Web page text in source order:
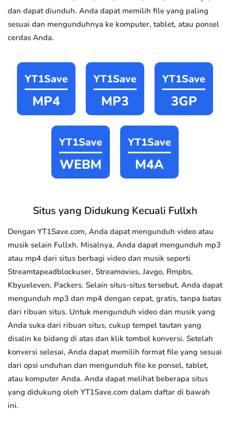
dan dapat diunduh. Anda dapat memilih file yang paling
sesuai dan mengunduhnya ke komputer, tablet, atau ponsel
cerdas Anda.
YT1Save
MP4
YT1Save
MP3
YT1Save
3GP
YT1Save
WEBM
YT1Save
M4A
Situs yang Didukung Kecuali Fullxh
Dengan YT1Save.com, Anda dapat mengunduh video atau
musik selain Fullxh. Misalnya, Anda dapat mengunduh mp3
atau mp4 dari situs berbagi video dan musik seperti
Streamtapeadblockuser, Streamovies, Javgo, Rmpbs,
Kbyueleven, Packers. Selain situs-situs tersebut, Anda dapat
mengunduh mp3 dan mp4 dengan cepat, gratis, tanpa batas
dari ribuan situs. Untuk mengunduh video dan musik yang
Anda suka dari ribuan situs, cukup tempel tautan yang
disalin ke bidang di atas dan klik tombol konversi. Setelah
konversi selesai, Anda dapat memilih format file yang sesuai
dari opsi unduhan dan mengunduh file ke ponsel, tablet,
atau komputer Anda. Anda dapat melihat beberapa situs
yang didukung oleh YT1Save.com dalam daftar di bawah
ini.